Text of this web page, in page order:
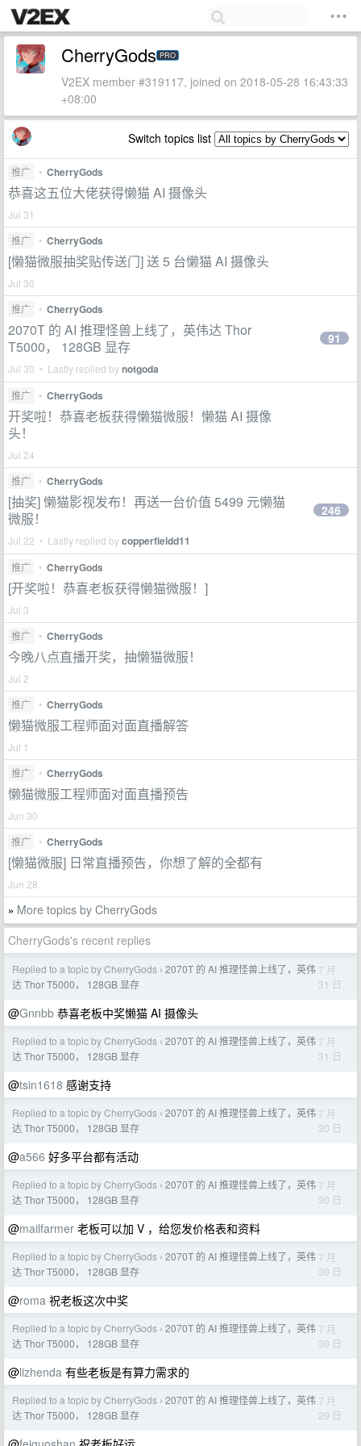
CherryGods PRO
V2EX member #319117, joined on 2018-05-28 16:43:33
+08:00
Switch topics list
推广 • CherryGods
恭喜这五位大佬获得懒猫 AI 摄像头
Jul 31
推广
• CherryGods
[懒猫微服抽奖贴传送门] 送 5 台懒猫 AI 摄像头
Jul 30
推广
• CherryGods
2070T 的 AI 推理怪兽上线了，英伟达 Thor
T5000， 128GB 显存
Jul 30 • Lastly replied bynotgoda
91
推广 • CherryGods
开奖啦！恭喜老板获得懒猫微服！懒猫 AI 摄像
头！
Jul 24
推广
• CherryGods
[抽奖] 懒猫影视发布！再送一台价值 5499 元懒猫
微服！
Jul 22 • Lastly replied bycopperfieldd11
246
推广 • CherryGods
[开奖啦！恭喜老板获得懒猫微服！]
Jul 3
推广
• CherryGods
今晚八点直播开奖，抽懒猫微服！
Jul 2
推广
• CherryGods
懒猫微服工程师面对面直播解答
Jul 1
推广
• CherryGods
懒猫微服工程师面对面直播预告
Jun 30
推广
• CherryGods
[懒猫微服] 日常直播预告，你想了解的全都有
Jun 28
» More topics by CherryGods
CherryGods's recent replies
Replied to a topic by CherryGods › 2070T 的 AI 推理怪兽上线了，英伟
达 Thor T5000， 128GB 显存
7 月
31 日
@Gnnbb 恭喜老板中奖懒猫 AI 摄像头
Replied to a topic by CherryGods › 2070T 的 AI 推理怪兽上线了，英伟
达 Thor T5000， 128GB 显存
7 月
31 日
@tsin1618 感谢支持
Replied to a topic by CherryGods › 2070T 的 AI 推理怪兽上线了，英伟
达 Thor T5000， 128GB 显存
7 月
30 日
@a566 好多平台都有活动
Replied to a topic by CherryGods › 2070T 的 AI 推理怪兽上线了，英伟
达 Thor T5000， 128GB 显存
7 月
30 日
@mailfarmer 老板可以加 V ，给您发价格表和资料
Replied to a topic by CherryGods › 2070T 的 AI 推理怪兽上线了，英伟
达 Thor T5000， 128GB 显存
7 月
30 日
@roma 祝老板这次中奖
Replied to a topic by CherryGods › 2070T 的 AI 推理怪兽上线了，英伟
达 Thor T5000， 128GB 显存
7 月
30 日
@lizhenda 有些老板是有算力需求的
Replied to a topic by CherryGods › 2070T 的 AI 推理怪兽上线了，英伟
达 Thor T5000， 128GB 显存
7 月
29 日